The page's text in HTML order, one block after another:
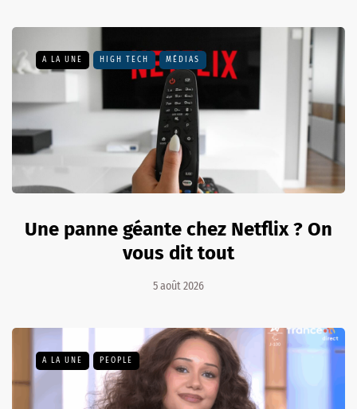
A LA UNE HIGH TECH MÉDIAS
Une panne géante chez Netflix ? On
vous dit tout
5 août 2026
A LA UNE PEOPLE